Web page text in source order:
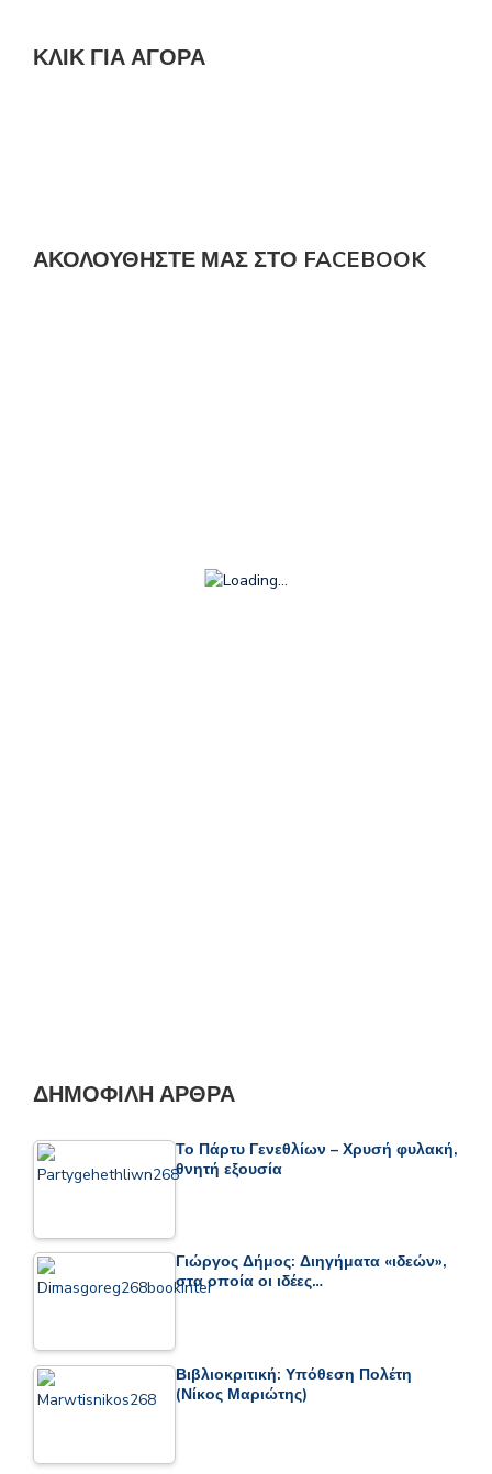
ΚΛΙΚ ΓΙΑ ΑΓΟΡΆ
ΑΚΟΛΟΎΘΗΣΤΕ ΜΑΣ ΣΤΟ FACEBOOK
ΔΗΜΟΦΙΛΉ ΆΡΘΡΑ
Το Πάρτυ Γενεθλίων – Χρυσή φυλακή,
θνητή εξουσία
Γιώργος Δήμος: Διηγήματα «ιδεών»,
στα οποία οι ιδέες…
Βιβλιοκριτική: Υπόθεση Πολέτη
(Νίκος Μαριώτης)